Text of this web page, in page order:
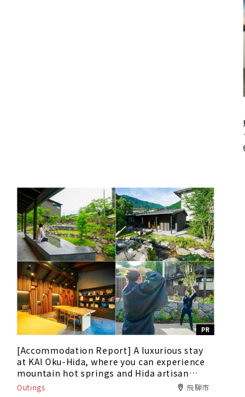
PR
[Accommodation Report] A luxurious stay
at KAI Oku-Hida, where you can experience
mountain hot springs and Hida artisan
culture
Outings 飛騨市